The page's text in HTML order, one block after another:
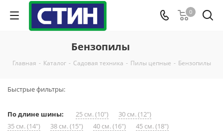
0
Бензопилы
Главная - Каталог - Садовая техника - Пилы цепные - Бензопилы
Быстрые фильтры:
По длине шины: 25 см. (10")
30 см. (12")
35 см. (14")
38 см. (15") 40 см. (16")
45 см. (18")